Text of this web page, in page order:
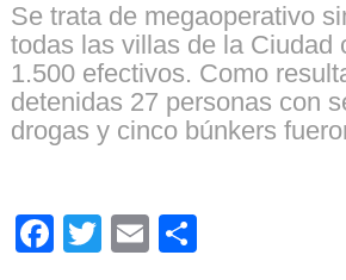
Se trata de megaoperativo
todas las villas de la Ciudad
1.500 efectivos. Como
detenidas 27 personas con
drogas y cinco búnkers
Facebook
TwitterEmail